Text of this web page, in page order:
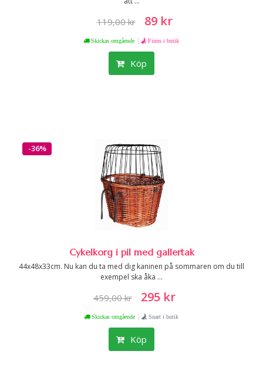
119,00 kr 89 kr
Skickas omgående | Finns i butik
Köp
-36%
Cykelkorg i pil med gallertak
44x48x33cm. Nu kan du ta med dig kaninen på sommaren om du till
exempel ska åka ...
459,00 kr 295 kr
Skickas omgående | Snart i butik
Köp